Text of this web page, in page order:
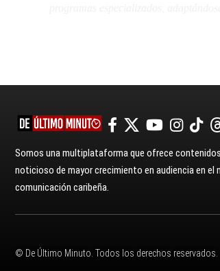
Somos una multiplataforma que ofrece
noticioso de mayor crecimiento en audiencia en el
comunicación caribeña.
© De Último Minuto. Todos los derechos reservados.